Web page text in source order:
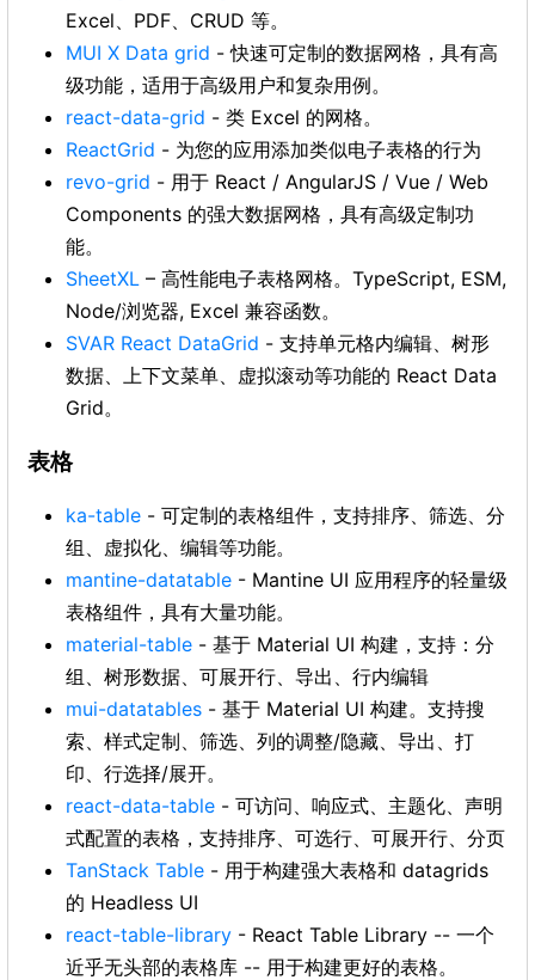
Excel、PDF、CRUD 等。
MUI X Data grid - 快速可定制的数据网格，具有高
级功能，适用于高级用户和复杂用例。
react-data-grid - 类 Excel 的网格。
ReactGrid - 为您的应用添加类似电子表格的行为
revo-grid - 用于 React / AngularJS / Vue / Web
Components 的强大数据网格，具有高级定制功
能。
SheetXL – 高性能电子表格网格。TypeScript, ESM,
Node/浏览器, Excel 兼容函数。
SVAR React DataGrid - 支持单元格内编辑、树形
数据、上下文菜单、虚拟滚动等功能的 React Data
Grid。
表格
ka-table - 可定制的表格组件，支持排序、筛选、分
组、虚拟化、编辑等功能。
mantine-datatable - Mantine UI 应用程序的轻量级
表格组件，具有大量功能。
material-table - 基于 Material UI 构建，支持：分
组、树形数据、可展开行、导出、行内编辑
mui-datatables - 基于 Material UI 构建。支持搜
索、样式定制、筛选、列的调整/隐藏、导出、打
印、行选择/展开。
react-data-table - 可访问、响应式、主题化、声明
式配置的表格，支持排序、可选行、可展开行、分页
TanStack Table - 用于构建强大表格和 datagrids
的 Headless UI
react-table-library - React Table Library -- 一个
近乎无头部的表格库 -- 用于构建更好的表格。